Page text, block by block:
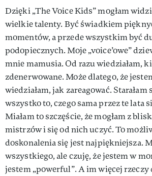
Dzięki „The Voice Kids” mogłam
wielkie talenty. Być świadkiem
momentów, a przede wszystkim być
podopiecznych. Moje „voice’owe”
mnie mamusia. Od razu wiedziałam,
zdenerwowane. Może dlatego, że
wiedziałam, jak zareagować. Starałam
wszystko to, czego sama przez te lata
Miałam to szczęście, że mogłam z
mistrzów i się od nich uczyć. To
doskonalenia się jest najpiękniejsza.
wszystkiego, ale czuję, że jestem w
jestem „powerful”. A im więcej